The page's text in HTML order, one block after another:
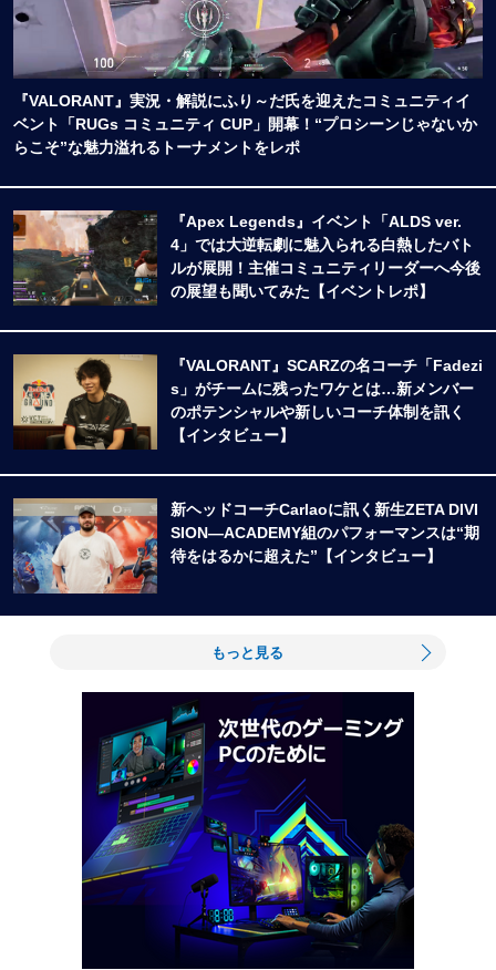
『VALORANT』実況・解説にふり～だ氏を迎えたコミュニティイ
ベント「RUGs コミュニティ CUP」開幕！“プロシーンじゃないか
らこそ”な魅力溢れるトーナメントをレポ
『Apex Legends』イベント「ALDS ver.
4」では大逆転劇に魅入られる白熱したバト
ルが展開！主催コミュニティリーダーへ今後
の展望も聞いてみた【イベントレポ】
『VALORANT』SCARZの名コーチ「Fadezi
s」がチームに残ったワケとは…新メンバー
のポテンシャルや新しいコーチ体制を訊く
【インタビュー】
新ヘッドコーチCarlaoに訊く新生ZETA DIVI
SION―ACADEMY組のパフォーマンスは“期
待をはるかに超えた”【インタビュー】
もっと見る